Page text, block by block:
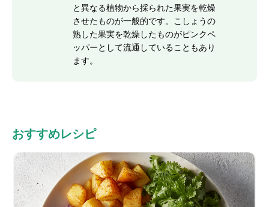
と異なる植物から採られた果実を乾燥
させたものが一般的です。こしょうの
熟した果実を乾燥したものがピンクペ
ッパーとして流通していることもあり
ます。
おすすめレシピ